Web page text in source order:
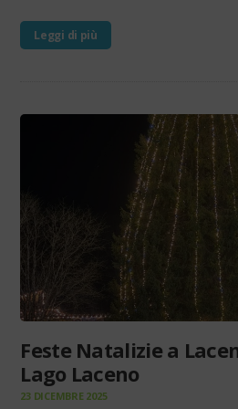
Leggi di più
Feste Natalizie a
Lago Laceno
23 DICEMBRE 2025